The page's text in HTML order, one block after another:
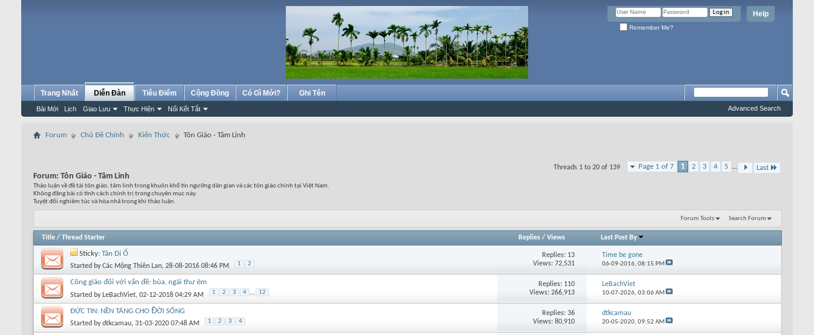
Help
Remember Me?
Trang Nhất Diễn Đàn
Bài Mới Lịch Giao Lưu Thực Hiện Nối Kết Tắt
Tiêu Điểm Cộng Đồng Có Gì Mới? Ghi Tên
Advanced Search
Forum Chủ Đề Chính Kiến Thức Tôn Giáo - Tâm Linh
Page 1 of 7 1 2 3 4 5 ... Last
Threads 1 to 20 of 139
Forum: Tôn Giáo - Tâm Linh
Thảo luận về đề tài tôn giáo, tâm linh trong khuôn khổ tín ngưỡng dân gian và các tôn giáo chính tại Việt Nam.
Không đăng bài có tính cách chính trị trong chuyên mục này.
Tuyệt đối nghiêm túc và hòa nhã trong khi thảo luận.
Forum Tools Search Forum
Title / Thread Starter Replies/ Views Last Post By
Sticky: Tân Di Ổ
Started byCác Mộng Thiên Lan, 28-08-2016 08:46 PM 1 2
Replies: 13
Views: 72,531
Time be gone
06-09-2016, 08:15 PM
Công giáo đối với vấn đề: bùa, ngãi thư ẽm
Started by LeBachViet, 02-12-2018 04:29 AM 1 2 3 4 ... 12
Replies: 110
Views: 266,913
LeBachViet
10-07-2026, 03:06 AM
ĐỨC TIN: NỀN TẢNG CHO Đ̀ỜI SỐNG
Started bydtkcamau, 31-03-2020 07:48 AM 1 2 3 4
Replies: 36
Views: 80,910
dtkcamau
20-05-2020, 09:52 AM